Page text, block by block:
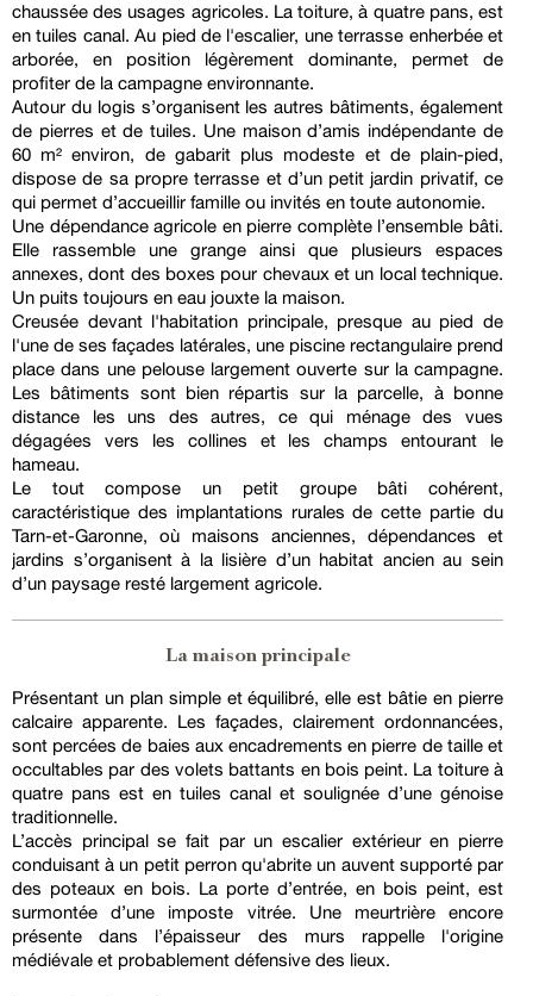
chaussée des usages agricoles. La toiture, à quatre pans, est
en tuiles canal. Au pied de l'escalier, une terrasse enherbée et
arborée, en position légèrement dominante, permet de
profiter de la campagne environnante.
Autour du logis s’organisent les autres bâtiments, également
de pierres et de tuiles. Une maison d’amis indépendante de
60 m² environ, de gabarit plus modeste et de plain-pied,
dispose de sa propre terrasse et d’un petit jardin privatif, ce
qui permet d’accueillir famille ou invités en toute autonomie.
Une dépendance agricole en pierre complète l’ensemble bâti.
Elle rassemble une grange ainsi que plusieurs espaces
annexes, dont des boxes pour chevaux et un local technique.
Un puits toujours en eau jouxte la maison.
Creusée devant l'habitation principale, presque au pied de
l'une de ses façades latérales, une piscine rectangulaire prend
place dans une pelouse largement ouverte sur la campagne.
Les bâtiments sont bien répartis sur la parcelle, à bonne
distance les uns des autres, ce qui ménage des vues
dégagées vers les collines et les champs entourant le
hameau.
Le tout compose un petit groupe bâti cohérent,
caractéristique des implantations rurales de cette partie du
Tarn-et-Garonne, où maisons anciennes, dépendances et
jardins s’organisent à la lisière d’un habitat ancien au sein
d’un paysage resté largement agricole.
La maison principale
Présentant un plan simple et équilibré, elle est bâtie en pierre
calcaire apparente. Les façades, clairement ordonnancées,
sont percées de baies aux encadrements en pierre de taille et
occultables par des volets battants en bois peint. La toiture à
quatre pans est en tuiles canal et soulignée d’une génoise
traditionnelle.
L’accès principal se fait par un escalier extérieur en pierre
conduisant à un petit perron qu'abrite un auvent supporté par
des poteaux en bois. La porte d’entrée, en bois peint, est
surmontée d’une imposte vitrée. Une meurtrière encore
présente dans l’épaisseur des murs rappelle l'origine
médiévale et probablement défensive des lieux.